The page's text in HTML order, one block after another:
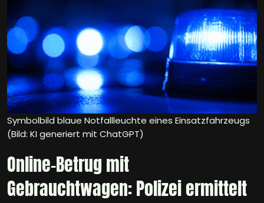
Symbolbild blaue Notfallleuchte eines Einsatzfahrzeugs
(Bild: KI generiert mit ChatGPT)
Online-Betrug mit
Gebrauchtwagen: Polizei ermittelt